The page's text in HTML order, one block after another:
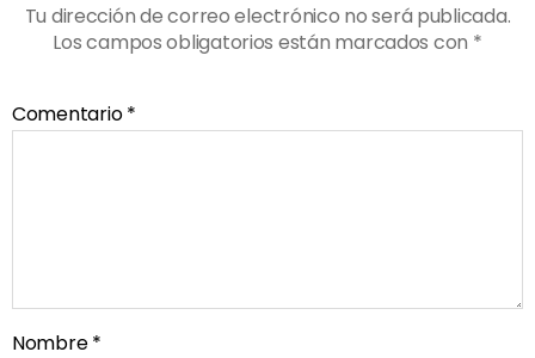
Tu dirección de correo electrónico no será publicada.
Los campos obligatorios están marcados con *
Comentario*
Nombre*